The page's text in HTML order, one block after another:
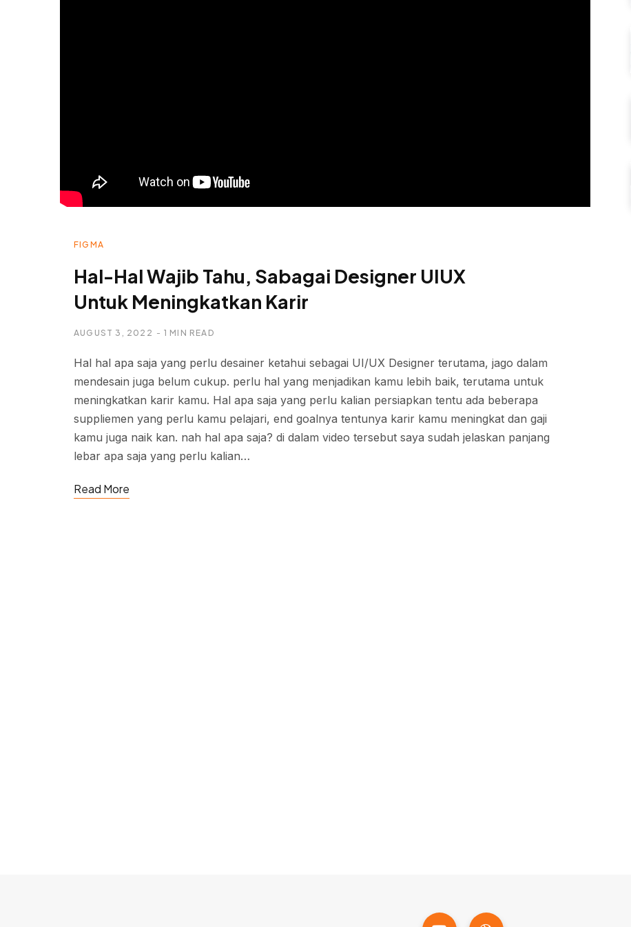
FIGMA
Hal-Hal Wajib Tahu, Sabagai Designer UIUX
Untuk Meningkatkan Karir
AUGUST 3, 2022 1 MIN READ
Hal hal apa saja yang perlu desainer ketahui sebagai UI/UX Designer terutama, jago dalam
mendesain juga belum cukup. perlu hal yang menjadikan kamu lebih baik, terutama untuk
meningkatkan karir kamu. Hal apa saja yang perlu kalian persiapkan tentu ada beberapa
suppliemen yang perlu kamu pelajari, end goalnya tentunya karir kamu meningkat dan gaji
kamu juga naik kan. nah hal apa saja? di dalam video tersebut saya sudah jelaskan panjang
lebar apa saja yang perlu kalian…
Read More